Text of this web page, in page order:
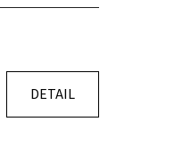
DETAIL